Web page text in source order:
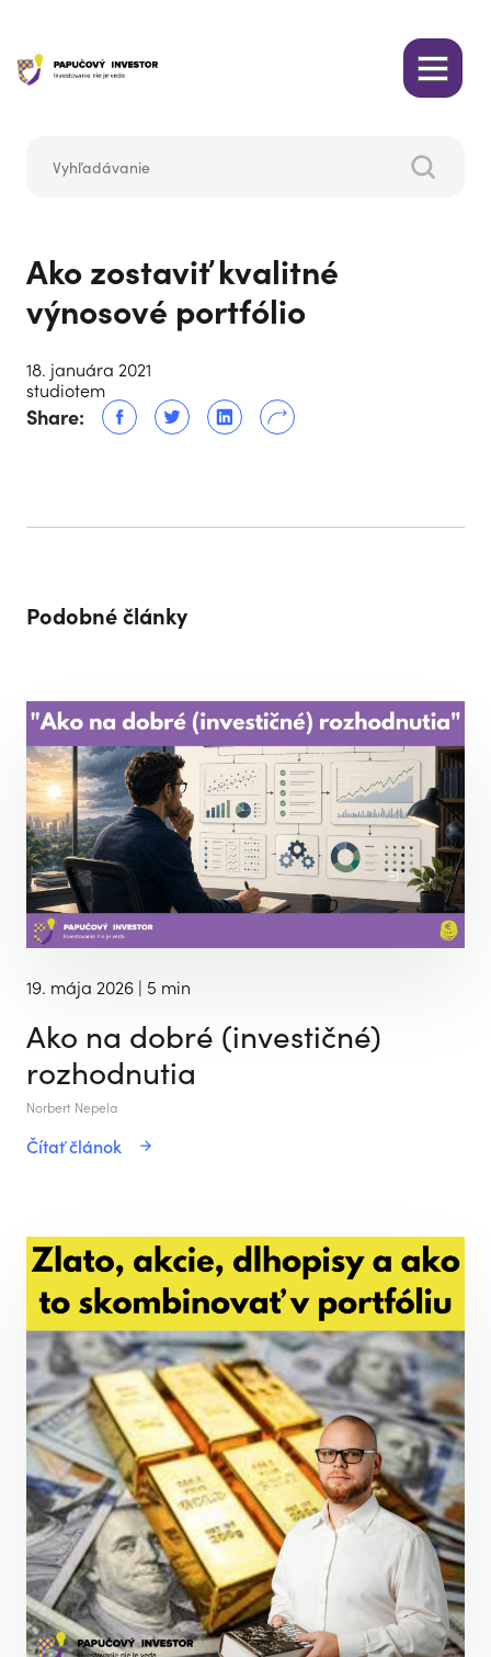
Ako zostaviť kvalitné
výnosové portfólio
18. januára 2021
studiotem
Share:
Podobné články
19. mája 2026 | 5 min
Ako na dobré (investičné)
rozhodnutia
Norbert Nepela
Čítať článok